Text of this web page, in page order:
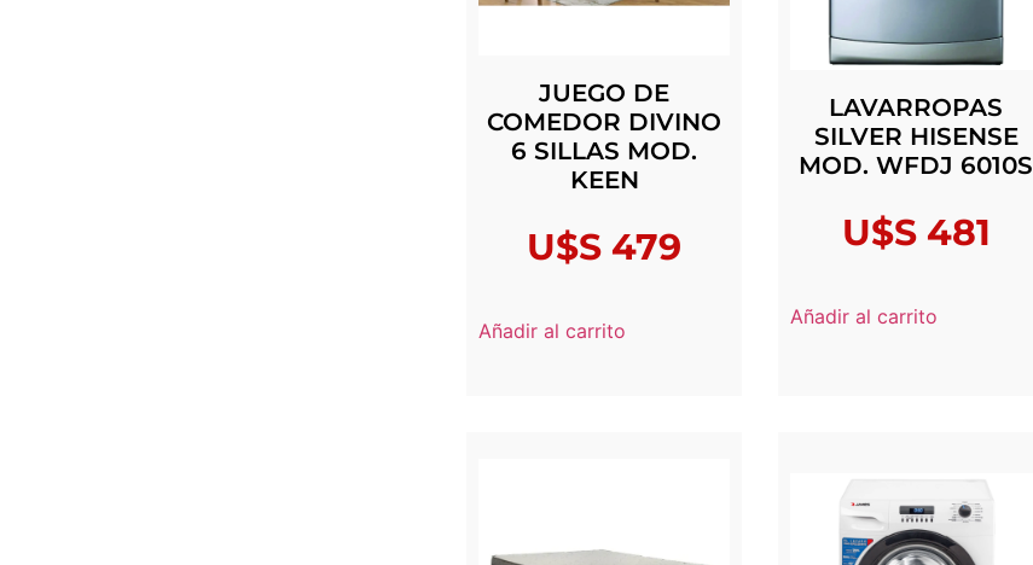
JUEGO DE
COMEDOR DIVINO
6 SILLAS MOD.
KEEN
U$S 479
Añadir al carrito
LAVARROPAS
SILVER HISENSE
MOD. WFDJ 6010S
U$S481
Añadir al carrito